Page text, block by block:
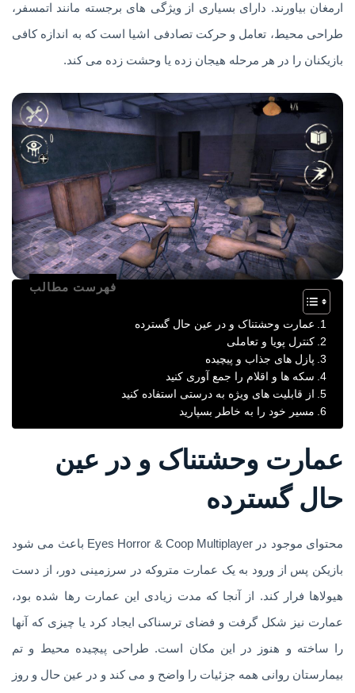
ارمغان بیاورند. دارای بسیاری از ویژگی های برجسته مانند اتمسفر،
طراحی محیط، تعامل و حرکت تصادفی اشیا است که به اندازه کافی
بازیکنان را در هر مرحله هیجان زده یا وحشت زده می کند.
فهرست مطالب
عمارت وحشتناک و در عین حال گسترده
کنترل پویا و تعاملی
پازل های جذاب و پیچیده
سکه ها و اقلام را جمع آوری کنید
از قابلیت های ویژه به درستی استفاده کنید
مسیر خود را به خاطر بسپارید
عمارت وحشتناک و در عین
حال گسترده
محتوای موجود در Eyes Horror & Coop Multiplayer باعث می شود
بازیکن پس از ورود به یک عمارت متروکه در سرزمینی دور، از دست
هیولاها فرار کند. از آنجا که مدت زیادی این عمارت رها شده بود،
عمارت نیز شکل گرفت و فضای ترسناکی ایجاد کرد یا چیزی که آنها
را ساخته و هنوز در این مکان است. طراحی پیچیده محیط و تم
بیمارستان روانی همه جزئیات را واضح و می کند و در عین حال و روز